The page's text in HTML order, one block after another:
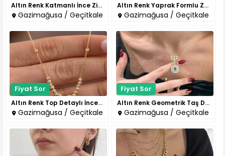
Altın Renk Katmanlı İnce Zinci..
Gazimağusa / Geçitkale
Altın Renk Yaprak Formlu Zinci..
Gazimağusa / Geçitkale
Fiyat Sor
Altın Renk Top Detaylı İnce Zi..
Gazimağusa / Geçitkale
Fiyat Sor
Altın Renk Geometrik Taş Detay..
Gazimağusa / Geçitkale